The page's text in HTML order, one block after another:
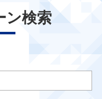
ン検索